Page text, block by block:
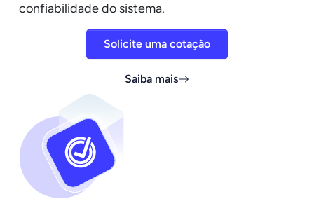
confiabilidade do sistema.
Solicite uma cotação
Saiba mais